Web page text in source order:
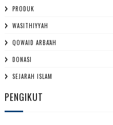
PRODUK
WASITHIYYAH
QOWAID ARBA'AH
DONASI
SEJARAH ISLAM
PENGIKUT